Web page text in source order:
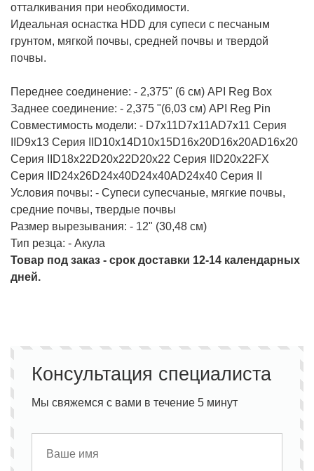
отталкивания при необходимости.
Идеальная оснастка HDD для супеси с песчаным
грунтом, мягкой почвы, средней почвы и твердой
почвы.
Переднее соединение: - 2,375" (6 см) API Reg Box
Заднее соединение: - 2,375 "(6,03 см) API Reg Pin
Совместимость модели: - D7x11D7x11AD7x11 Серия
IID9x13 Серия IID10x14D10x15D16x20D16x20AD16x20
Серия IID18x22D20x22D20x22 Серия IID20x22FX
Серия IID24x26D24x40D24x40AD24x40 Серия II
Условия почвы: - Супеси супесчаные, мягкие почвы,
средние почвы, твердые почвы
Размер вырезывания: - 12" (30,48 см)
Тип резца: - Акула
Товар под заказ - срок доставки 12-14 календарных
дней.
Консультация специалиста
Мы свяжемся с вами в течение 5 минут